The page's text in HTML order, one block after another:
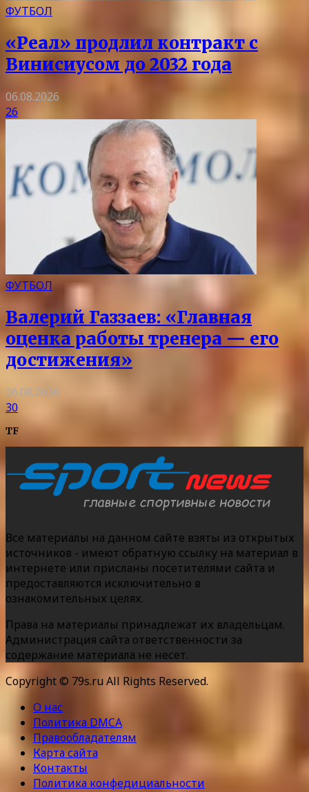
ФУТБОЛ
«Реал» продлил контракт с
Винисиусом до 2032 года
06.08.2026
26
ФУТБОЛ
Валерий Газзаев: «Главная
оценка работы тренера — его
достижения»
06.08.2026
30
TF
Все материалы на данном сайте взяты из открытых
источников - имеют обратную ссылку на материал в
интернете или присланы посетителями сайта и
предоставляются исключительно в
ознакомительных целях.
Права на материалы принадлежат их владельцам.
Администрация сайта ответственности за
содержание материала не несет.
Copyright © 79s.ru All Rights Reserved.
О нас
Политика DMCA
Правообладателям
Карта сайта
Контакты
Политика конфедициальности